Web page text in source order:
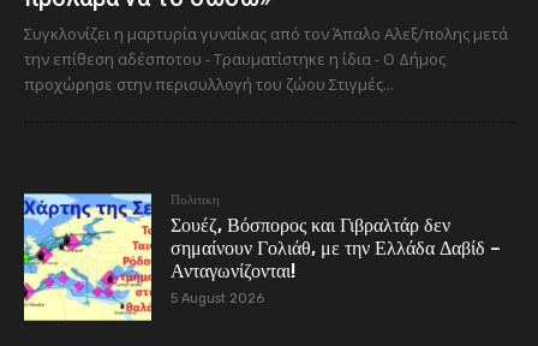
Συγκλονίζει η μαρτυρία γυναίκας από τον Άπαλο Αλεξ/πολης μετά
την επίθεση αδέσποτου - Τραυματίστηκε η ίδια - Ο Δήμος
προχώρησε στην περισυλλογή του ζώου Στιγμές...
Πολιτικη
Σουέζ, Βόσπορος και Γιβραλτάρ δεν
σημαίνουν Γολιάθ, με την Ελλάδα Δαβίδ –
Ανταγωνίζονται!
5 August 2026